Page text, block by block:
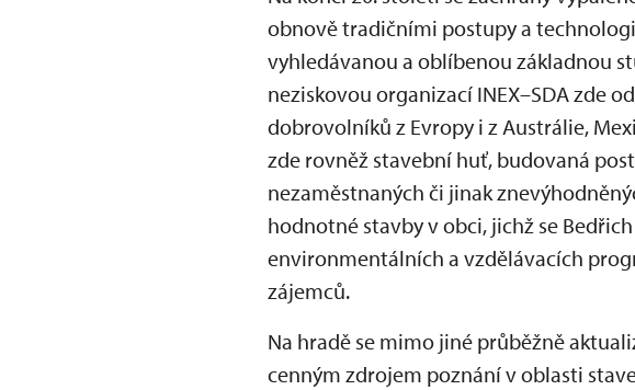
obnově tradičními postupy a
vyhledávanou a oblíbenou základnou
neziskovou organizací INEX–SDA zde
dobrovolníků z Evropy i z Austrálie,
zde rovněž stavební huť, budovaná
nezaměstnaných či jinak
hodnotné stavby v obci, jichž se
environmentálních a vzdělávacích
zájemců.
Na hradě se mimo jiné průběžně
cenným zdrojem poznání v oblasti